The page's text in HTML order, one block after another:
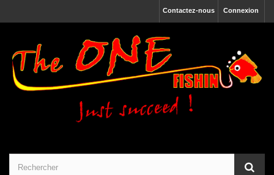
Connexion
Contactez-nous